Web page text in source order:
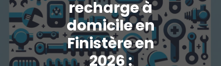
recharge à
domicile en
Finistère en
2026 :